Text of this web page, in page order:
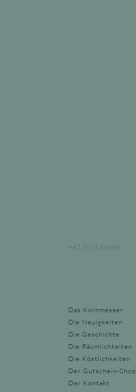
+43 5574 54854
Das Kornmesser
Die Neuigkeiten
Die Geschichte
Die Räumlichkeiten
Die Köstlichkeiten
Der Gutschein-Shop
Der Kontakt